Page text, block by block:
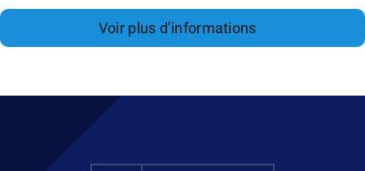
Voir plus d’informations